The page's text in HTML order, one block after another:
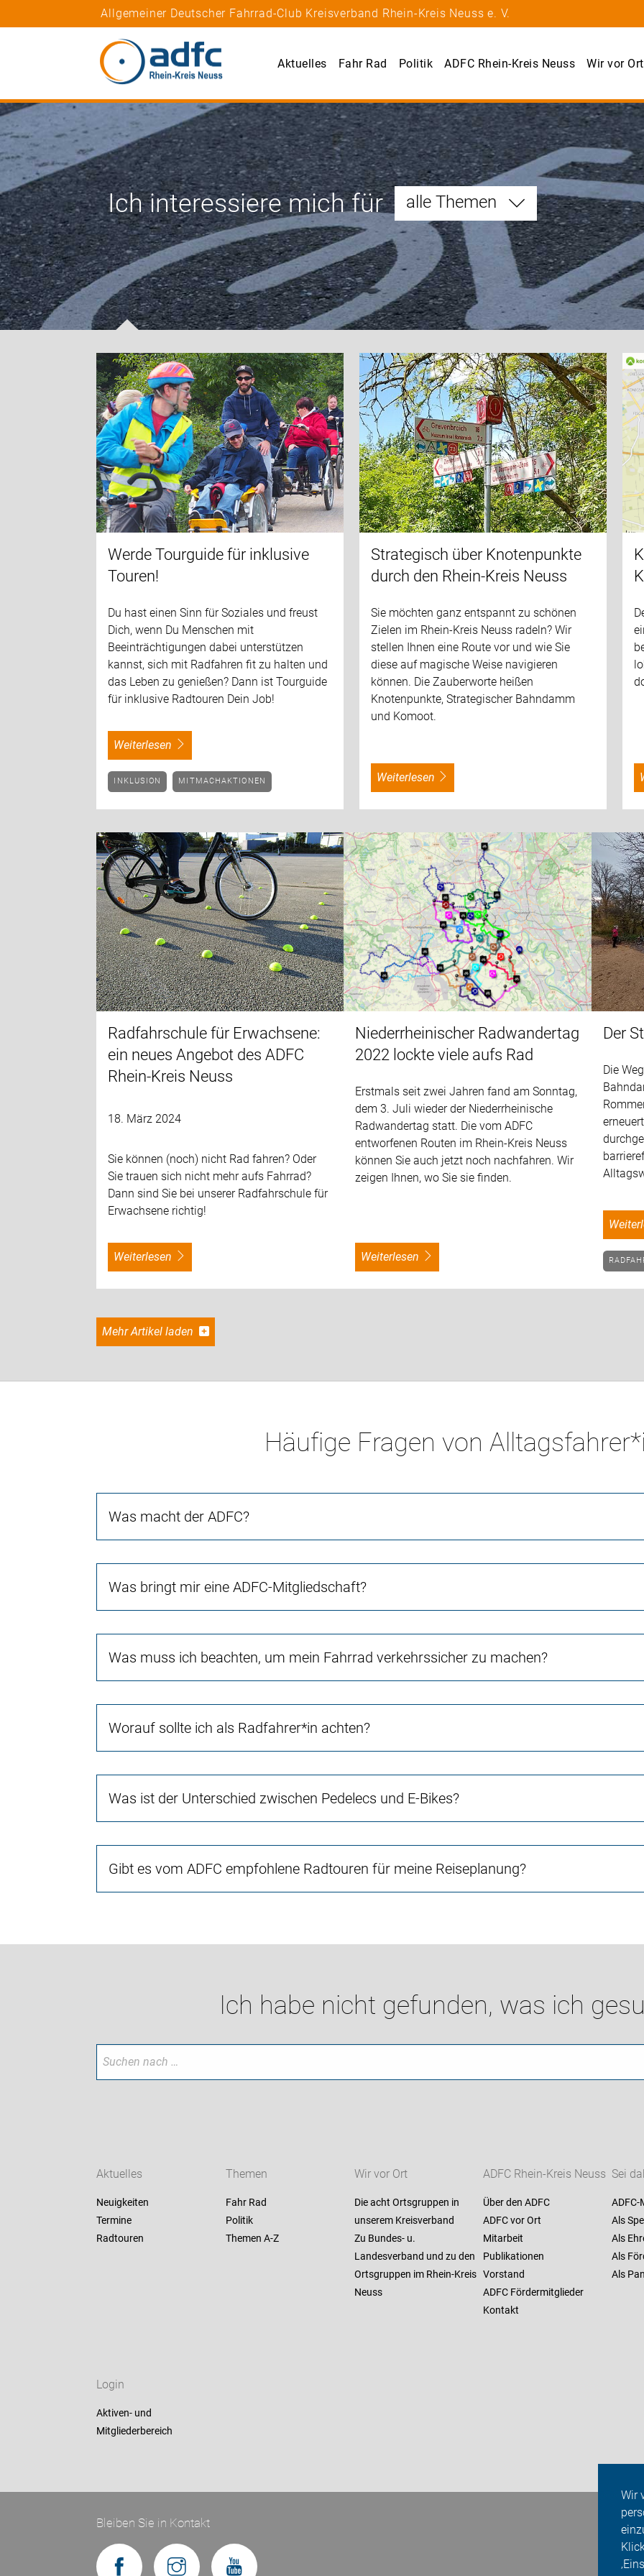
Wir
Allgemeiner Deutscher Fahrrad-Club Kreisverband Rhein-Kreis Neuss e. V.
Aktuelles Fahr Rad Politik ADFC Rhein-Kreis Neuss Wir vor Ort
Ich interessiere mich für alle Themen
Werde Tourguide für inklusive
Touren!
Du hast einen Sinn für Soziales und freust
Dich, wenn Du Menschen mit
Beeinträchtigungen dabei unterstützen
kannst, sich mit Radfahren fit zu halten und
das Leben zu genießen? Dann ist Tourguide
für inklusive Radtouren Dein Job!
weiterlesen
INKLUSION MITMACHAKTIONEN
Strategisch über Knotenpunkte
durch den Rhein-Kreis Neuss
Sie möchten ganz entspannt zu schönen
Zielen im Rhein-Kreis Neuss radeln? Wir
stellen Ihnen eine Route vor und wie Sie
diese auf magische Weise navigieren
können. Die Zauberworte heißen
Knotenpunkte, Strategischer Bahndamm
und Komoot.
weiterlesen
Radfahrschule für Erwachsene:
ein neues Angebot des ADFC
Rhein-Kreis Neuss
18. März 2024
Sie können (noch) nicht Rad fahren? Oder
Sie trauen sich nicht mehr aufs Fahrrad?
Dann sind Sie bei unserer Radfahrschule für
Erwachsene richtig!
weiterlesen
Niederrheinischer Radwandertag
2022 lockte viele aufs Rad
Erstmals seit zwei Jahren fand am Sonntag,
dem 3. Juli wieder der Niederrheinische
Radwandertag statt. Die vom ADFC
entworfenen Routen im Rhein-Kreis Neuss
können Sie auch jetzt noch nachfahren. Wir
zeigen Ihnen, wo Sie sie finden.
weiterlesen
Der
Die
Mehr Artikel laden
Häufige Fragen von
Was macht der ADFC?
Was bringt mir eine ADFC-Mitgliedschaft?
Was muss ich beachten, um mein Fahrrad verkehrssicher zu machen?
Worauf sollte ich als Radfahrer*in achten?
Was ist der Unterschied zwischen Pedelecs und E-Bikes?
Gibt es vom ADFC empfohlene Radtouren für meine Reiseplanung?
Ich habe nicht gefunden, was ich
Aktuelles
Neuigkeiten
Termine
Radtouren
Themen
Fahr Rad
Politik
Themen A-Z
Wir vor Ort
Die acht Ortsgruppen in
unserem Kreisverband
Zu Bundes- u.
Landesverband und zu den
Ortsgruppen im Rhein-Kreis
Neuss
ADFC Rhein-Kreis Neuss
Über den ADFC
ADFC vor Ort
Mitarbeit
Publikationen
Vorstand
ADFC Fördermitglieder
Kontakt
Sei
Als
Als
Als
Als
Login
Aktiven- und
Mitgliederbereich
Bleiben Sie in Kontakt